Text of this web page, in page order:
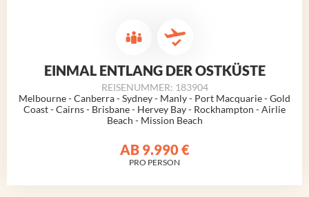
EINMAL ENTLANG DER OSTKÜSTE
REISENUMMER: 183904
Melbourne - Canberra - Sydney - Manly - Port Macquarie - Gold
Coast - Cairns - Brisbane - Hervey Bay - Rockhampton - Airlie
Beach - Mission Beach
AB 9.990 €
PRO PERSON